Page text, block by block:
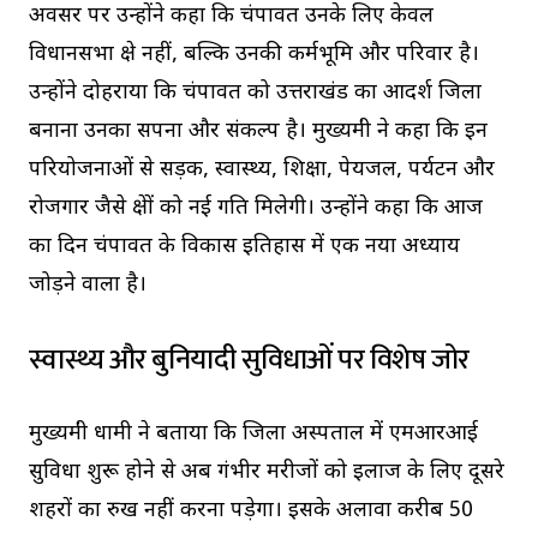
अवसर पर उन्होंने कहा कि चंपावत उनके लिए केवल
विधानसभा क्षेत्र नहीं, बल्कि उनकी कर्मभूमि और परिवार है।
उन्होंने दोहराया कि चंपावत को उत्तराखंड का आदर्श जिला
बनाना उनका सपना और संकल्प है। मुख्यमंत्री ने कहा कि इन
परियोजनाओं से सड़क, स्वास्थ्य, शिक्षा, पेयजल, पर्यटन और
रोजगार जैसे क्षेत्रों को नई गति मिलेगी। उन्होंने कहा कि आज
का दिन चंपावत के विकास इतिहास में एक नया अध्याय
जोड़ने वाला है।
स्वास्थ्य और बुनियादी सुविधाओं पर विशेष जोर
मुख्यमंत्री धामी ने बताया कि जिला अस्पताल में एमआरआई
सुविधा शुरू होने से अब गंभीर मरीजों को इलाज के लिए दूसरे
शहरों का रुख नहीं करना पड़ेगा। इसके अलावा करीब 50